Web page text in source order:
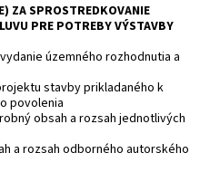
ZA SPROSTREDKOVANIE
PRE POTREBY VÝSTAVBY
územného rozhodnutia a
stavby prikladaného k
povolenia
obsah a rozsah jednotlivých
a rozsah odborného autorského